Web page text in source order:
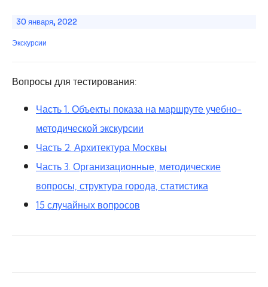
30 января, 2022
Экскурсии
Вопросы для тестирования:
Часть 1. Объекты показа на маршруте учебно-
методической экскурсии
Часть 2. Архитектура Москвы
Часть 3. Организационные, методические
вопросы, структура города, статистика
15 случайных вопросов